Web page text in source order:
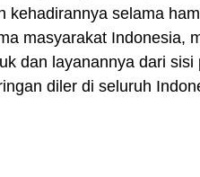
kehadirannya selama
masyarakat Indonesia,
dan layanannya dari sisi
diler di seluruh